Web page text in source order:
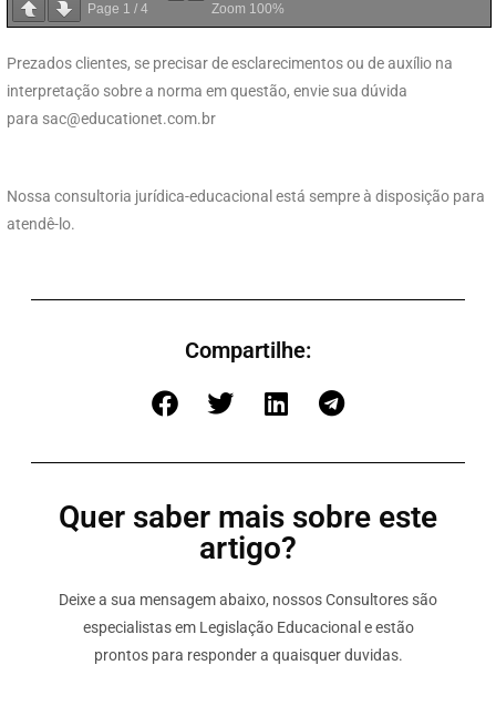
Page 1 / 4 Zoom 100%
Prezados clientes, se precisar de esclarecimentos ou de auxílio na
interpretação sobre a norma em questão, envie sua dúvida
para sac@educationet.com.br
Nossa consultoria jurídica-educacional está sempre à disposição para
atendê-lo.
Compartilhe:
Quer saber mais sobre este
artigo?
Deixe a sua mensagem abaixo, nossos Consultores são
especialistas em Legislação Educacional e estão
prontos para responder a quaisquer duvidas.